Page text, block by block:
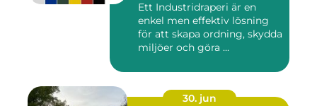
Ett Industridraperi är en
enkel men effektiv lösning
för att skapa ordning, skydda
miljöer och göra ...
30. jun